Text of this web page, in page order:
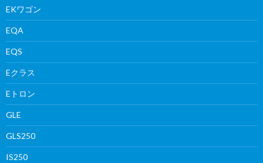
EKワゴン
EQA
EQS
Eクラス
Eトロン
GLE
GLS250
IS250